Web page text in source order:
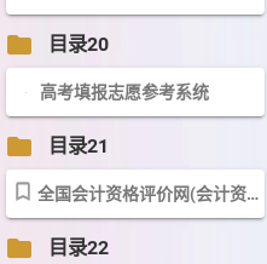
folder 目录20
高考填报志愿参考系统
folder 目录21
全国会计资格评价网(会计资格报名)
folder 目录22